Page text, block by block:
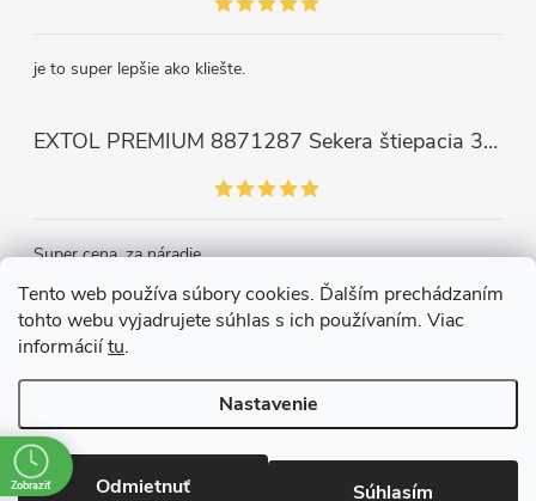
Tento web používa súbory cookies. Ďalším prechádzaním
tohto webu vyjadrujete súhlas s ich používaním. Viac
informáciítu.
Nastavenie
Odmietnuť Súhlasím
je to super lepšie ako kliešte.
EXTOL PREMIUM 8871287 Sekera štiepacia 3500g, nylónová násada 910mm
Super cena, za náradie.
Copyright 2026Železiarstvo Páleník, s.r.o.. Všetky práva vyhradené.
Upraviť nastavenie cookies
Zobraziť